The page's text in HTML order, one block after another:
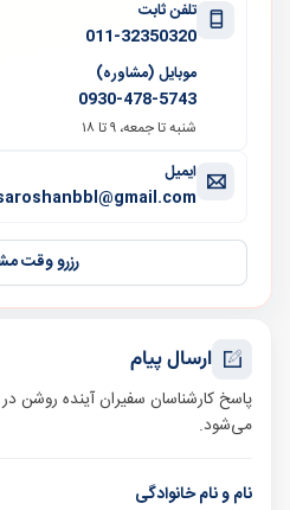
تلفن ثابت
011-32350320
موبایل (مشاوره)
0930-478-5743
شنبه تا جمعه، ۹ تا ۱۸
ایمیل
رزرو وقت
ارسال پیام
پاسخ کارشناسان سفیران آینده روشن
می‌شود.
نام و نام خانوادگی